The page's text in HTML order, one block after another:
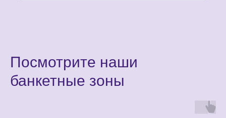
Посмотрите наши
банкетные зоны
Посмотрите, что